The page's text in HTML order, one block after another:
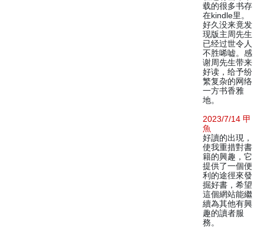
载的很多书存
在kindle里。
好久没来竟发
现版主周先生
已经过世令人
不胜唏嘘。感
谢周先生带来
好读，给予纷
繁复杂的网络
一方书香雅
地。
2023/7/14 甲
魚
好讀的出現，
使我重措對書
籍的興趣，它
提供了一個便
利的途徑來發
掘好書，希望
這個網站能繼
續為其他有興
趣的讀者服
務。